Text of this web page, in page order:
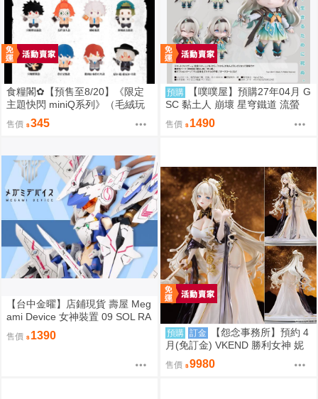
食糧閣✿【預售至8/20】《限定
主題快閃 miniQ系列》（毛絨玩
偶）惡靈剋星／幻影敢死隊／主
題快閃／宍喰野虎落／是岸遊人
都
售價 345
預購
【噗噗屋】預購27年04月 G
SC 黏土人 崩壞 星穹鐵道 流螢
免訂金
售價 1490
【台中金曜】店鋪現貨 壽屋 Meg
ami Device 女神裝置 09 SOL RA
PTOR 白梟 猛禽 組裝模型
售價 1390 預購 訂金
【怨念事務所】預約 4
月(免訂金) VKEND 勝利女神 妮
姬 皇冠 榮耀之花 1/4 附特典 101
8
售價 9980